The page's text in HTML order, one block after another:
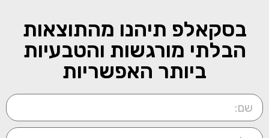
בסקאלפ תיהנו מהתוצאות
הבלתי מורגשות והטבעיות
ביותר האפשריות